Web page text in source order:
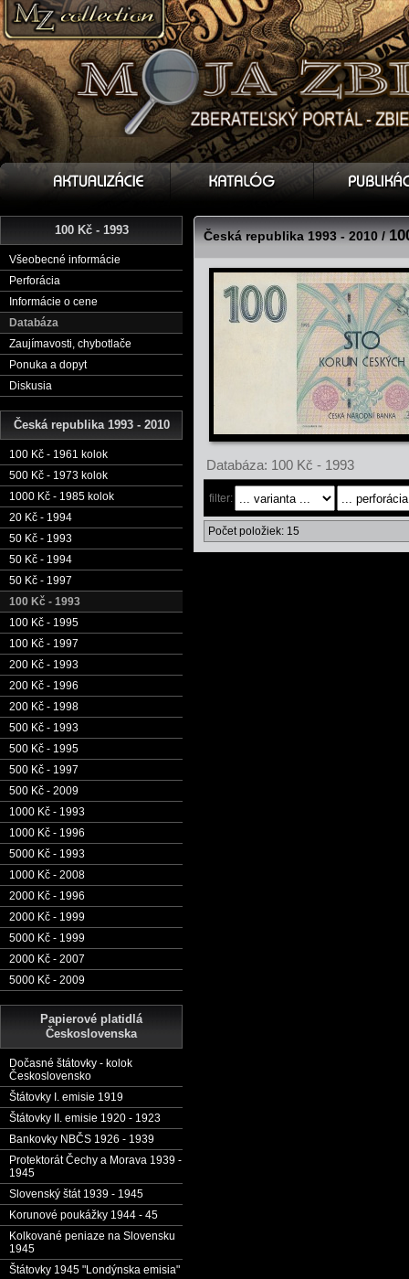
100 Kč - 1993
Všeobecné informácie
Perforácia
Informácie o cene
Databáza
Zaujímavosti, chybotlače
Ponuka a dopyt
Diskusia
Česká republika 1993 - 2010
100 Kč - 1961 kolok
500 Kč - 1973 kolok
1000 Kč - 1985 kolok
20 Kč - 1994
50 Kč - 1993
50 Kč - 1994
50 Kč - 1997
100 Kč - 1993
100 Kč - 1995
100 Kč - 1997
200 Kč - 1993
200 Kč - 1996
200 Kč - 1998
500 Kč - 1993
500 Kč - 1995
500 Kč - 1997
500 Kč - 2009
1000 Kč - 1993
1000 Kč - 1996
5000 Kč - 1993
1000 Kč - 2008
2000 Kč - 1996
2000 Kč - 1999
5000 Kč - 1999
2000 Kč - 2007
5000 Kč - 2009
Papierové platidlá
Československa
Dočasné štátovky - kolok
Československo
Štátovky I. emisie 1919
Štátovky II. emisie 1920 - 1923
Bankovky NBČS 1926 - 1939
Protektorát Čechy a Morava 1939 -
1945
Slovenský štát 1939 - 1945
Korunové poukážky 1944 - 45
Kolkované peniaze na Slovensku
1945
Štátovky 1945 "Londýnska emisia"
Česká republika 1993 - 2010 /
Databáza: 100 Kč - 1993
filter:
Počet položiek: 15